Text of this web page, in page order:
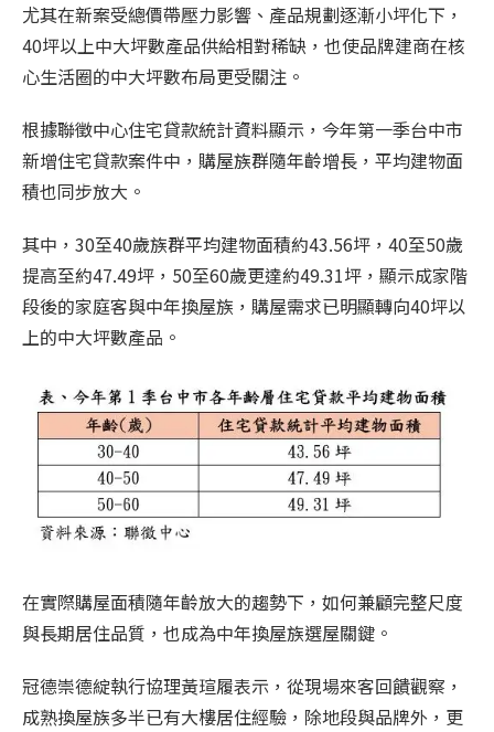
尤其在新案受總價帶壓力影響、產品規劃逐漸小坪化下，
40坪以上中大坪數產品供給相對稀缺，也使品牌建商在核
心生活圈的中大坪數布局更受關注。
根據聯徵中心住宅貸款統計資料顯示，今年第一季台中市
新增住宅貸款案件中，購屋族群隨年齡增長，平均建物面
積也同步放大。
其中，30至40歲族群平均建物面積約43.56坪，40至50歲
提高至約47.49坪，50至60歲更達約49.31坪，顯示成家階
段後的家庭客與中年換屋族，購屋需求已明顯轉向40坪以
上的中大坪數產品。
在實際購屋面積隨年齡放大的趨勢下，如何兼顧完整尺度
與長期居住品質，也成為中年換屋族選屋關鍵。
冠德崇德綻執行協理黃瑄履表示，從現場來客回饋觀察，
成熟換屋族多半已有大樓居住經驗，除地段與品牌外，更